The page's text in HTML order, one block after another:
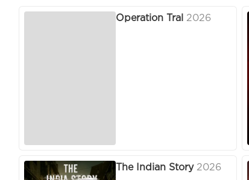
Operation Tral 2026
The Indian Story 2026